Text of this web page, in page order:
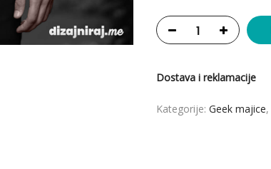
Dostava i reklamacije
Kategorije: Geek majice,